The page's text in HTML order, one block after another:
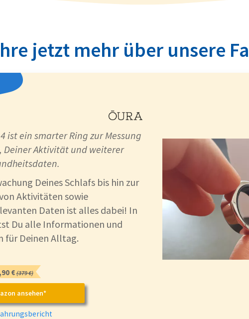
jetzt mehr über unsere
ist ein smarter Ring zur Messung
Deiner Aktivität und weiterer
Deines Schlafs bis hin zur
Aktivitäten sowie
Daten ist alles dabei! In
Du alle Informationen und
für Deinen Alltag.
€(379 €)
ansehen*